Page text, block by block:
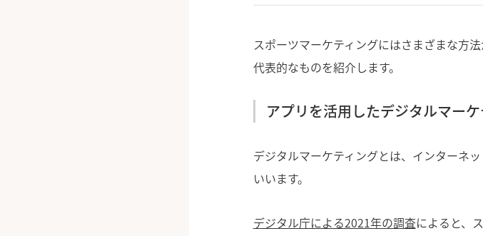
スポーツマーケティングにはさまざまな方
代表的なものを紹介します。
アプリを活用したデジタルマー
デジタルマーケティングとは、インターネ
いいます。
デジタル庁による2021年の調査によると、